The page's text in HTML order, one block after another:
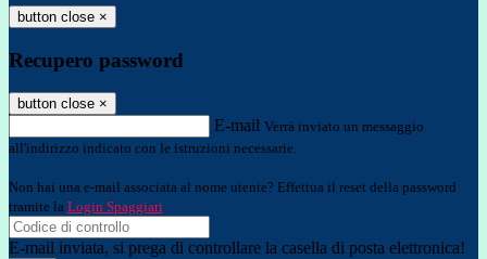
button close ×
Recupero password
button close ×
E-mail Verrà inviato un messaggio
all'indirizzo indicato con le istruzioni necessarie.
Non hai una e-mail associata al nome utente? Effettua il reset della password
tramite la Login Spaggiari
E-mail inviata, si prega di controllare la casella di posta elettronica!